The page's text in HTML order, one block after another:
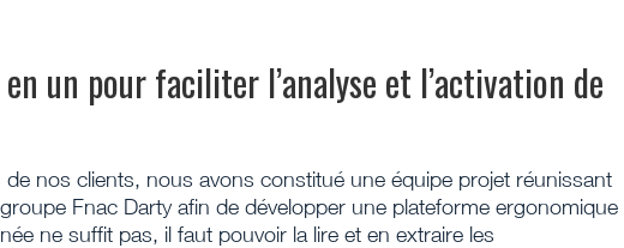
un pour faciliter l’analyse et l’activation de
nos clients, nous avons constitué une équipe projet réunissant
Fnac Darty afin de développer une plateforme ergonomique
ne suffit pas, il faut pouvoir la lire et en extraire les